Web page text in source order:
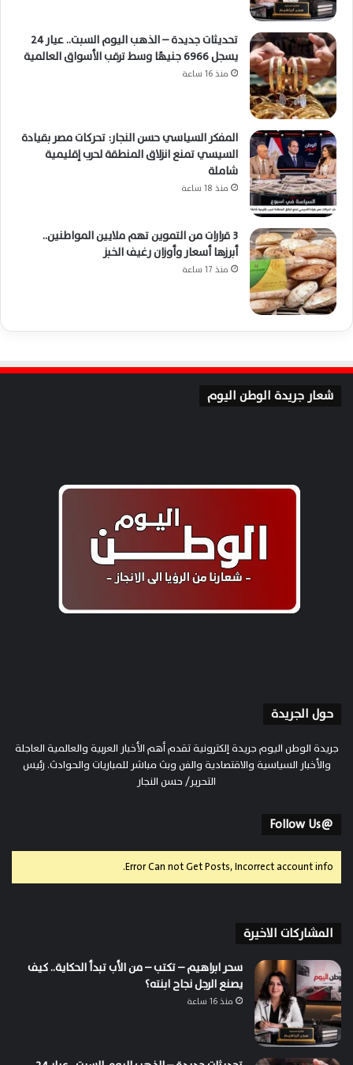
تحديثات جديدة – الذهب اليوم السبت.. عيار 24
يسجل 6966 جنيهًا وسط ترقب الأسواق العالمية
منذ 16 ساعة
المفكر السياسي حسن النجار: تحركات مصر بقيادة
السيسي تمنع انزلاق المنطقة لحرب إقليمية
شاملة
منذ 18 ساعة
3 قرارات من التموين تهم ملايين المواطنين..
أبرزها أسعار وأوزان رغيف الخبز
منذ 17 ساعة
شعار جريدة الوطن اليوم
حول الجريدة
جريدة الوطن اليوم جريدة إلكترونية تقدم أهم الأخبار العربية والعالمية العاجلة
والأخبار السياسية والاقتصادية والفن وبث مباشر للمباريات والحوادث. رئيس
التحرير/ حسن النجار
@Follow Us
Error Can not Get Posts, Incorrect account info.
المشاركات الاخيرة
سحر ابراهيم – تكتب – من الأب تبدأ الحكاية.. كيف
يصنع الرجل نجاح ابنته؟
منذ 16 ساعة